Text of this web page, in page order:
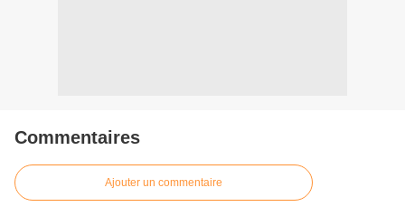
Commentaires
Ajouter un commentaire